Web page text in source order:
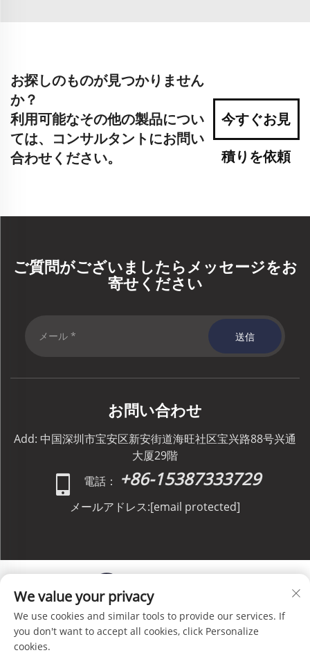
お探しのものが見つかりません
か？
利用可能なその他の製品につい
ては、コンサルタントにお問い
合わせください。
今すぐお見
積りを依頼
ご質問がございましたらメッセージをお
寄せください
送信
お問い合わせ
Add: 中国深圳市宝安区新安街道海旺社区宝兴路88号兴通
大厦29階
電話：
+86-15387333729
メールアドレス:[email protected]
Copyright © C&C GLOBAL Logistics Co., Limited All
Rights Reserved -
We value your privacy
We use cookies and similar tools to provide our services. If
you don't want to accept all cookies, click Personalize
cookies.